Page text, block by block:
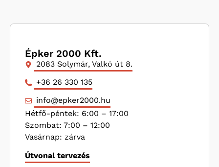
Épker 2000 Kft.
2083 Solymár, Valkó út 8.
+36 26 330 135
info@epker2000.hu
Hétfő-péntek: 6:00 – 17:00
Szombat: 7:00 – 12:00
Vasárnap: zárva
Útvonal tervezés